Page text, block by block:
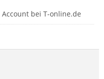
bei T-online.de